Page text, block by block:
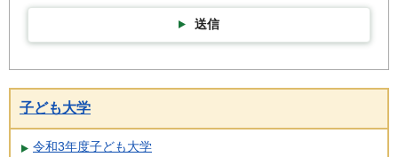
送信
子ども大学
令和3年度子ども大学